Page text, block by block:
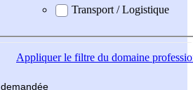
Transport / Logistique
Appliquerle filtre du domaine
demandée